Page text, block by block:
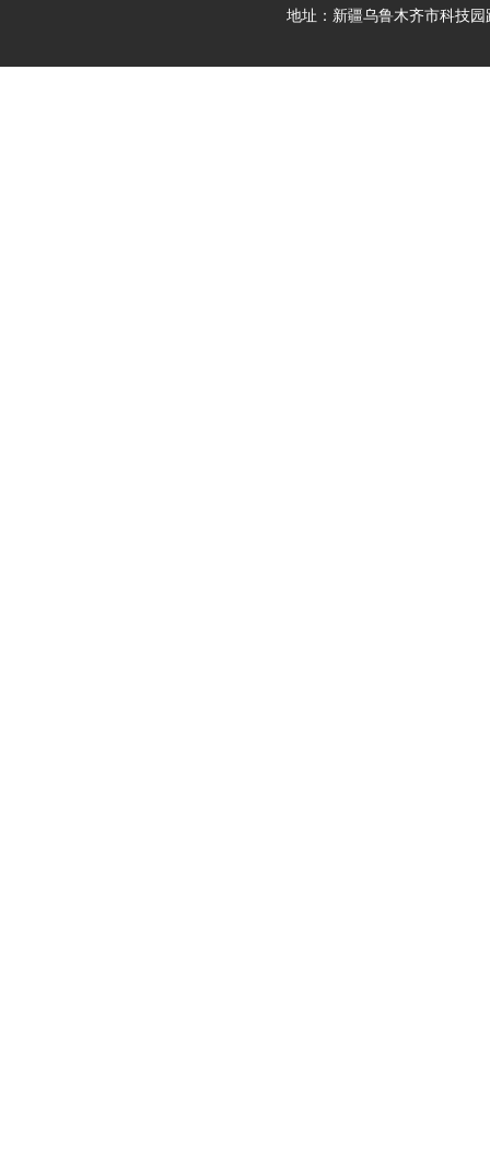
地址：新疆乌鲁木齐市科技